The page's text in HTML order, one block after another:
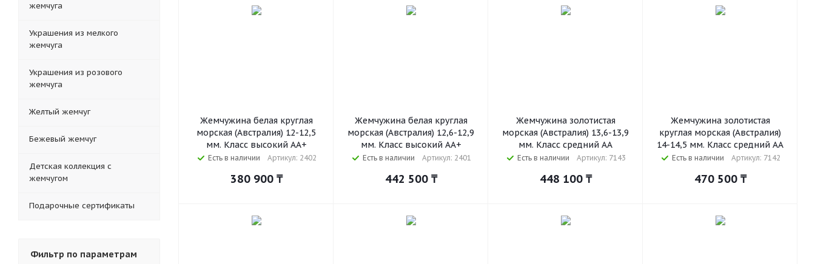
Жемчужина белая круглая
морская (Австралия) 12-12,5
мм. Класс высокий АА+
Есть в наличии Артикул: 2402
380 900₸
Жемчужина белая круглая
морская (Австралия) 12,6-12,9
мм. Класс высокий АА+
Есть в наличии Артикул: 2401
442 500₸
Жемчужина золотистая
морская (Австралия) 13,6-13,9
мм. Класс средний АА
Есть в наличии Артикул: 7143
448 100₸
Жемчужина золотистая
круглая морская (Австралия)
14-14,5 мм. Класс средний АА
Есть в наличии Артикул: 7142
470 500₸
жемчуга
Украшения из мелкого
жемчуга
Украшения из розового
жемчуга
Желтый жемчуг
Бежевый жемчуг
Детская коллекция с
жемчугом
Подарочные сертификаты
Фильтр по параметрам